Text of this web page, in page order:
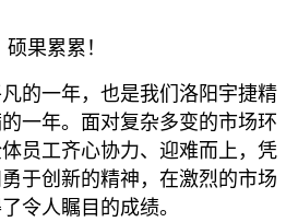
果累累！
的一年，也是我们洛阳宇捷精
一年。面对复杂多变的市场环
员工齐心协力、迎难而上，凭
于创新的精神，在激烈的市场
令人瞩目的成绩。